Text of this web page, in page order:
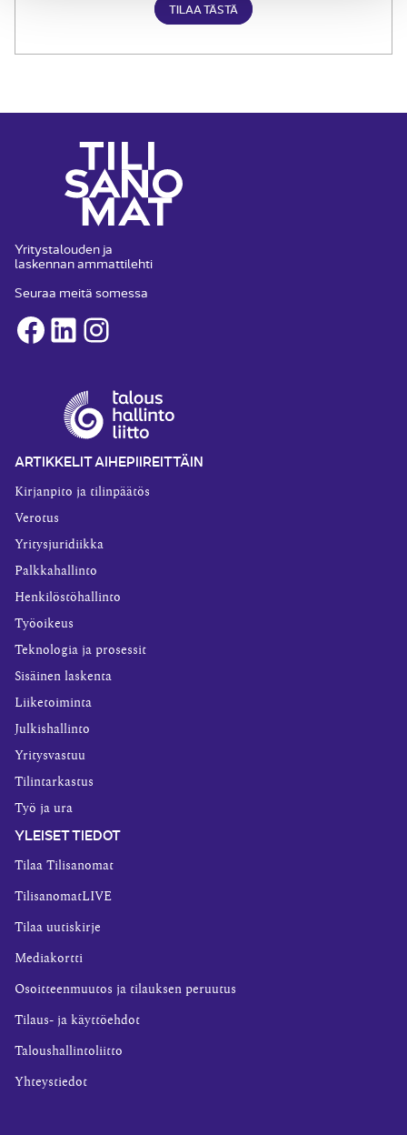
TILAA TÄSTÄ
Yritystalouden ja
laskennan ammattilehti
Seuraa meitä somessa
Facebook
LinkedInInstagram
ARTIKKELIT AIHEPIIREITTÄIN
Kirjanpito ja tilinpäätös
Verotus
Yritysjuridiikka
Palkkahallinto
Henkilöstöhallinto
Työoikeus
Teknologia ja prosessit
Sisäinen laskenta
Liiketoiminta
Julkishallinto
Yritysvastuu
Tilintarkastus
Työ ja ura
YLEISET TIEDOT
Tilaa Tilisanomat
TilisanomatLIVE
Tilaa uutiskirje
Mediakortti
Osoitteenmuutos ja tilauksen peruutus
Tilaus- ja käyttöehdot
Taloushallintoliitto
Yhteystiedot